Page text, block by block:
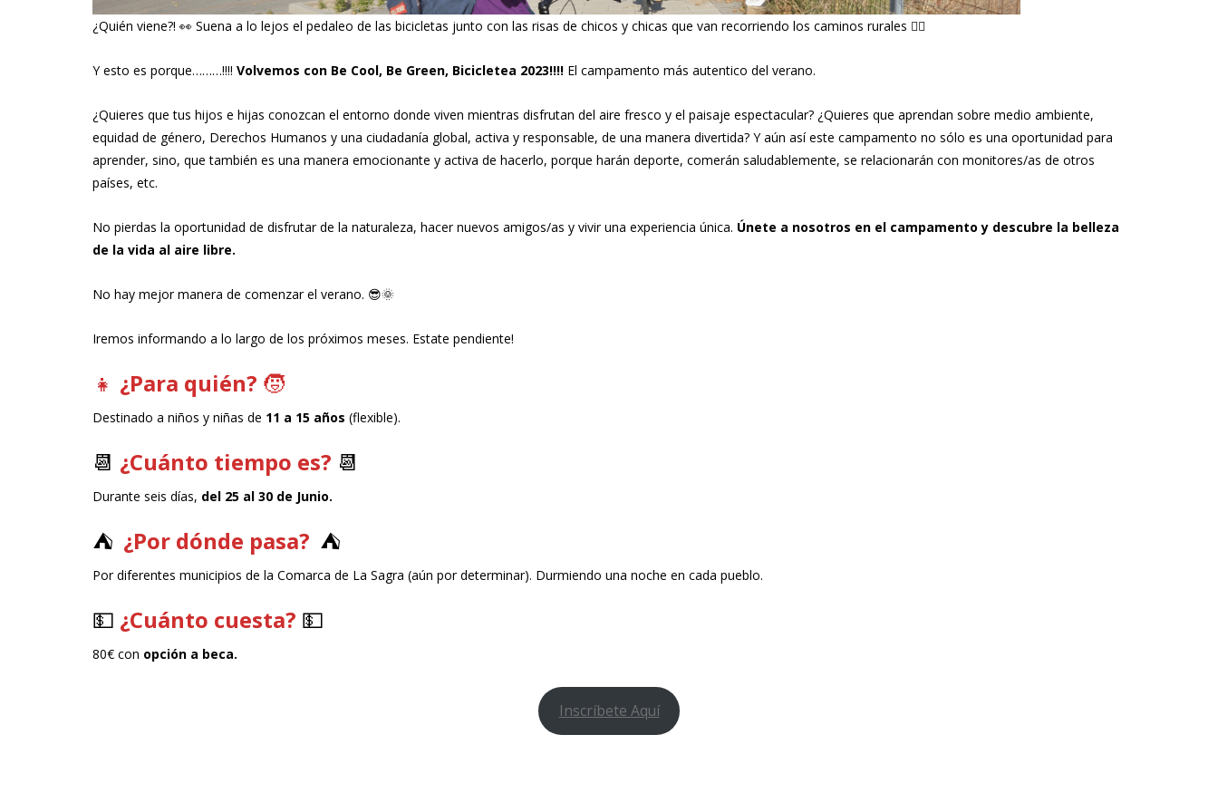
¿Quién viene?! 👀 Suena a lo lejos el pedaleo de las bicicletas junto con las risas de chicos y chicas que van recorriendo los caminos rurales 🚴‍♀️
Y esto es porque………!!!! Volvemos con Be Cool, Be Green, Bicicletea 2023!!!! El campamento más autentico del verano.
¿Quieres que tus hijos e hijas conozcan el entorno donde viven mientras disfrutan del aire fresco y el paisaje espectacular? ¿Quieres que aprendan sobre medio ambiente,
equidad de género, Derechos Humanos y una ciudadanía global, activa y responsable, de una manera divertida? Y aún así este campamento no sólo es una oportunidad para
aprender, sino, que también es una manera emocionante y activa de hacerlo, porque harán deporte, comerán saludablemente, se relacionarán con monitores/as de otros
países, etc.
No pierdas la oportunidad de disfrutar de la naturaleza, hacer nuevos amigos/as y vivir una experiencia única. Únete a nosotros en el campamento y descubre la belleza
de la vida al aire libre.
No hay mejor manera de comenzar el verano. 😎🌞
Iremos informando a lo largo de los próximos meses. Estate pendiente!
👧 ¿Para quién? 🧒
Destinado a niños y niñas de 11 a 15 años (flexible).
📆 ¿Cuánto tiempo es? 📆
Durante seis días, del 25 al 30 de Junio.
⛺ ¿Por dónde pasa? ⛺
Por diferentes municipios de la Comarca de La Sagra (aún por determinar). Durmiendo una noche en cada pueblo.
💵 ¿Cuánto cuesta? 💵
80€ con opción a beca.
Inscríbete Aquí